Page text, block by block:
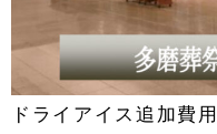
ドライアイス追加費用